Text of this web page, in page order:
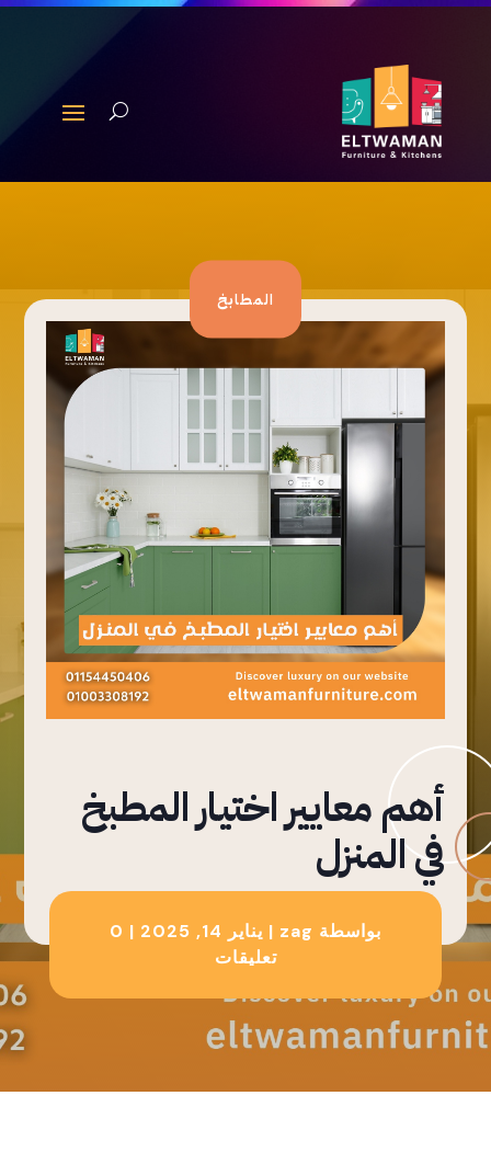
المطابخ
أهم معايير اختيار المطبخ
في المنزل
بواسطة zag
| يناير 14, 2025 |
0
تعليقات